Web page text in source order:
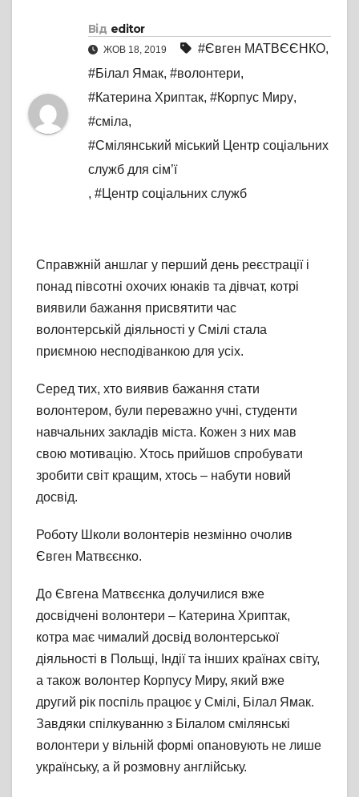
Від editor
ЖОВ 18, 2019 #Євген МАТВЄЄНКО,
#Білал Ямак, #волонтери,
#Катерина Хриптак, #Корпус Миру,
#сміла,
#Смілянський міський Центр соціальних
служб для сім’ї
, #Центр соціальних служб
Справжній аншлаг у перший день реєстрації і
понад півсотні охочих юнаків та дівчат, котрі
виявили бажання присвятити час
волонтерській діяльності у Смілі стала
приємною несподіванкою для усіх.
Серед тих, хто виявив бажання стати
волонтером, були переважно учні, студенти
навчальних закладів міста. Кожен з них мав
свою мотивацію. Хтось прийшов спробувати
зробити світ кращим, хтось – набути новий
досвід.
Роботу Школи волонтерів незмінно очолив
Євген Матвєєнко.
До Євгена Матвєєнка долучилися вже
досвідчені волонтери – Катерина Хриптак,
котра має чималий досвід волонтерської
діяльності в Польщі, Індії та інших країнах світу,
а також волонтер Корпусу Миру, який вже
другий рік поспіль працює у Смілі, Білал Ямак.
Завдяки спілкуванню з Білалом смілянські
волонтери у вільній формі опановують не лише
українську, а й розмовну англійську.